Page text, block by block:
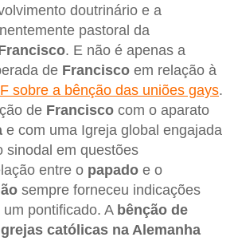
doutrinário e a
pastoral da
. E não é apenas a
de Francisco em relação à
sobre a bênção das uniões gays.
de Francisco com o aparato
e com uma Igreja global engajada
sinodal em questões
entre o papado e o
sempre forneceu indicações
pontificado. A bênção de
católicas na Alemanha